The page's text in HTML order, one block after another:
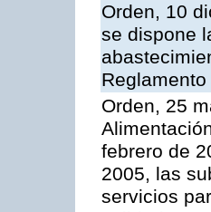
Orden, 10
se dispone
Orden, 25
febrero de
2005, las
servicios